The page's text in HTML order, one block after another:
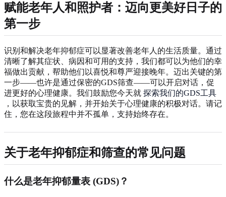
赋能老年人和照护者：迈向更美好日子的
第一步
识别和解决老年抑郁症可以显著改善老年人的生活质量。通过
清晰了解其症状、病因和可用的支持，我们都可以为他们的幸
福做出贡献，帮助他们以喜悦和尊严迎接晚年。迈出关键的第
一步——也许是通过保密的GDS筛查——可以开启对话，促
进更好的心理健康。我们鼓励您今天就 探索我们的GDS工具
，以获取宝贵的见解，并开始关于心理健康的积极对话。请记
住，您在这段旅程中并不孤单，支持始终存在。
关于老年抑郁症和筛查的常见问题
什么是老年抑郁量表 (GDS)？